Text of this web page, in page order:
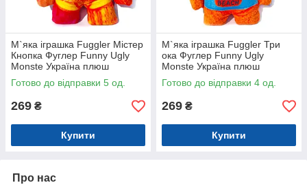
М`яка іграшка Fuggler Містер
Кнопка Фуглер Funny Ugly
Monste Україна плюш
24*16*5см (00516-4)
Готово до відправки 5 од.
269 ₴
Купити
М`яка іграшка Fuggler Три
ока Фуглер Funny Ugly
Monste Україна плюш
24*16*5см (00516-5)
Готово до відправки 4 од.
269 ₴
Купити
Про нас